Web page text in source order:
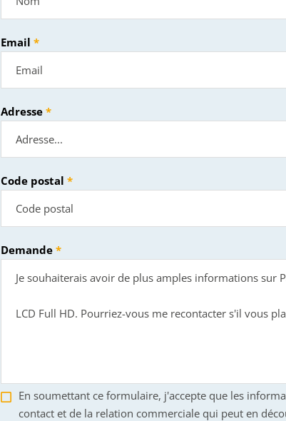
Email
Adresse
Code postal
Demande
En soumettant ce formulaire, j'accepte que les
contact et de la relation commerciale qui peut en